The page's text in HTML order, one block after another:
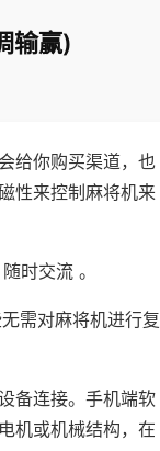
输赢)
给你购买渠道，也
性来控制麻将机来
时交流 。
需对麻将机进行复
备连接。手机端软
机或机械结构，在